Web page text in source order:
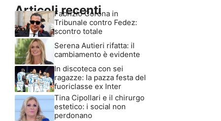
Articoli recenti
Fabrizio Corona in
Tribunale contro Fedez:
scontro totale
Serena Autieri rifatta: il
cambiamento è evidente
In discoteca con sei
ragazze: la pazza festa del
fuoriclasse ex Inter
Tina Cipollari e il chirurgo
estetico: i social non
perdonano